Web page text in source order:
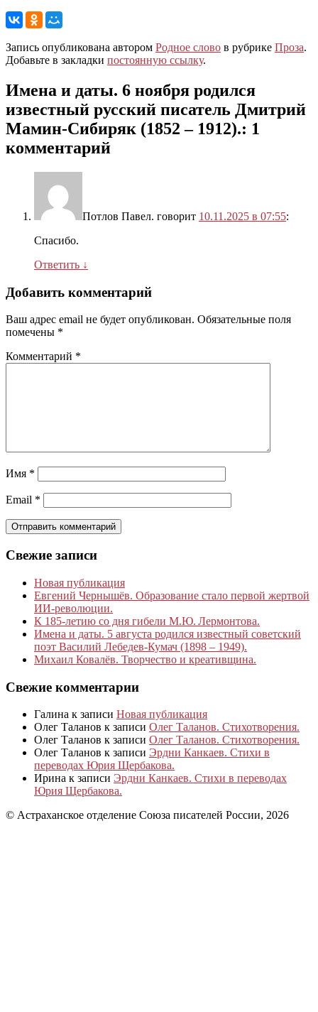
Запись опубликована автором Родное слово в рубрике Проза.
Добавьте в закладки постоянную ссылку.
Имена и даты. 6 ноября родился
известный русский писатель Дмитрий
Мамин-Сибиряк (1852 – 1912).: 1
комментарий
Потлов Павел. говорит 10.11.2025 в 07:55:
Спасибо.
Ответить ↓
Добавить комментарий
Ваш адрес email не будет опубликован. Обязательные поля
помечены *
Комментарий *
Имя *
Email *
Свежие записи
Новая публикация
Евгений Чернышёв. Образование стало первой жертвой
ИИ-революции.
К 185‑летию со дня гибели М.Ю. Лермонтова.
Имена и даты. 5 августа родился известный советский
поэт Василий Лебедев-Кумач (1898 – 1949).
Михаил Ковалёв. Творчество и креативщина.
Свежие комментарии
Галина к записи Новая публикация
Олег Таланов к записи Олег Таланов. Стихотворения.
Олег Таланов к записи Олег Таланов. Стихотворения.
Олег Таланов к записи Эрдни Канкаев. Стихи в
переводах Юрия Щербакова.
Ирина к записи Эрдни Канкаев. Стихи в переводах
Юрия Щербакова.
© Астраханское отделение Союза писателей России, 2026